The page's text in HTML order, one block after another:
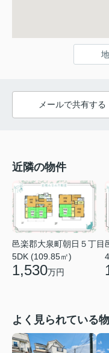
メールで共有する
近隣の物件
邑楽郡大泉町朝日５丁目
5DK (109.85㎡)
1,530万円
よく見られている